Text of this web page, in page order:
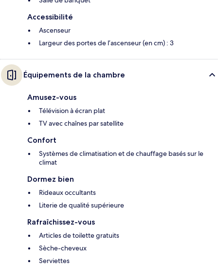
Accessibilité
Ascenseur
Largeur des portes de l’ascenseur (en cm) : 3
Équipements de la chambre
Amusez-vous
Télévision à écran plat
TV avec chaînes par satellite
Confort
Systèmes de climatisation et de chauffage basés sur le
climat
Dormez bien
Rideaux occultants
Literie de qualité supérieure
Rafraîchissez-vous
Articles de toilette gratuits
Sèche-cheveux
Serviettes